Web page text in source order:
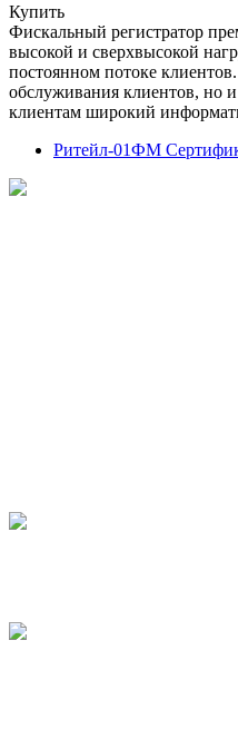
Купить
Фискальный регистратор
высокой и сверхвысокой
постоянном потоке
обслуживания клиентов, но и
клиентам широкий
Ритейл-01ФМ